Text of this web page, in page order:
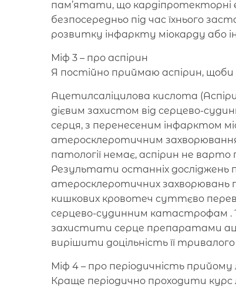
пам’ятати, що
безпосередньо під час їхнього
розвитку інфаркту міокарду або
Міф 3 – про аспірин
Я постійно приймаю аспірин,
Ацетилсаліцилова кислота
дієвим захистом від серцево-
серця, з перенесеним інфарктом
атеросклеротичним
патології немає, аспірин не
Результати останніх досліджень
атеросклеротичних захворювань
кишкових кровотеч суттєво
серцево-судинним катастрофам .
захистити серце препаратами
вирішити доцільність її
Міф 4 – про періодичність прийому
Краще періодично проходити